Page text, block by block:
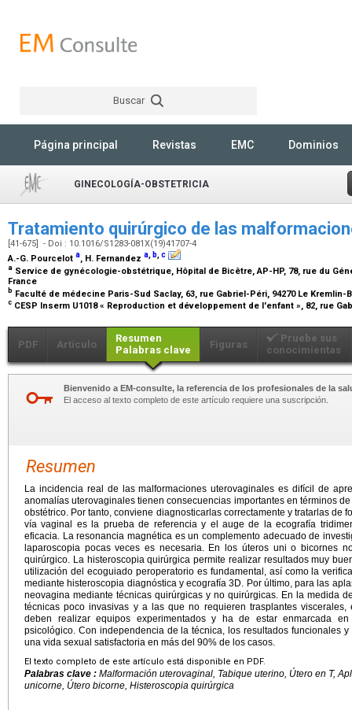
Buscar
Página principal Revistas EMC Dominios
GINECOLOGÍA-OBSTETRICIA
Tratamiento quirúrgico de las
[41-675] - Doi : 10.1016/S1283-081X(19)41707-4
A.-G. Pourcelot a, H. Fernandez a, b,c
a Service de gynécologie-obstétrique, Hôpital de Bicêtre, AP-HP, 78, rue du
France
b Faculté de médecine Paris-Sud Saclay, 63, rue Gabriel-Péri, 94270 Le Kremlin-
c CESP Inserm U1018 « Reproduction et développement de l'enfant », 82, rue
PDF Artículo
Resumen
Palabras clave
Figuras
Pruebe sus
conocimientas
Bienvenido a EM-consulte, la referencia de los profesionales de la
El acceso al texto completo de este artículo requiere una suscripción.
Resumen
La incidencia real de las malformaciones uterovaginales es difícil de
anomalías uterovaginales tienen consecuencias importantes en términos
obstétrico. Por tanto, conviene diagnosticarlas correctamente y tratarlas de
vía vaginal es la prueba de referencia y el auge de la ecografía
eficacia. La resonancia magnética es un complemento adecuado de
laparoscopia pocas veces es necesaria. En los úteros uni o bicornes
quirúrgico. La histeroscopia quirúrgica permite realizar resultados muy
utilización del ecoguiado peroperatorio es fundamental, así como la
mediante histeroscopia diagnóstica y ecografía 3D. Por último, para las
neovagina mediante técnicas quirúrgicas y no quirúrgicas. En la medida
técnicas poco invasivas y a las que no requieren trasplantes
deben realizar equipos experimentados y ha de estar enmarcada
psicológico. Con independencia de la técnica, los resultados funcionales
una vida sexual satisfactoria en más del 90% de los casos.
El texto completo de este artículo está disponible en PDF.
Palabras clave : Malformación uterovaginal, Tabique uterino, Útero en T,
unicorne, Útero bicorne, Histeroscopia quirúrgica